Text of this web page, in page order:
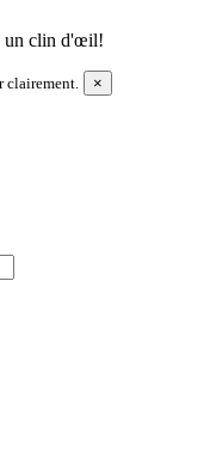
un clin d'œil!
×